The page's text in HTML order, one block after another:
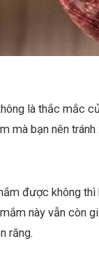
là thắc mắc
mà bạn nên
được không
này vẫn còn
răng.